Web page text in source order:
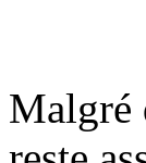
Malgré